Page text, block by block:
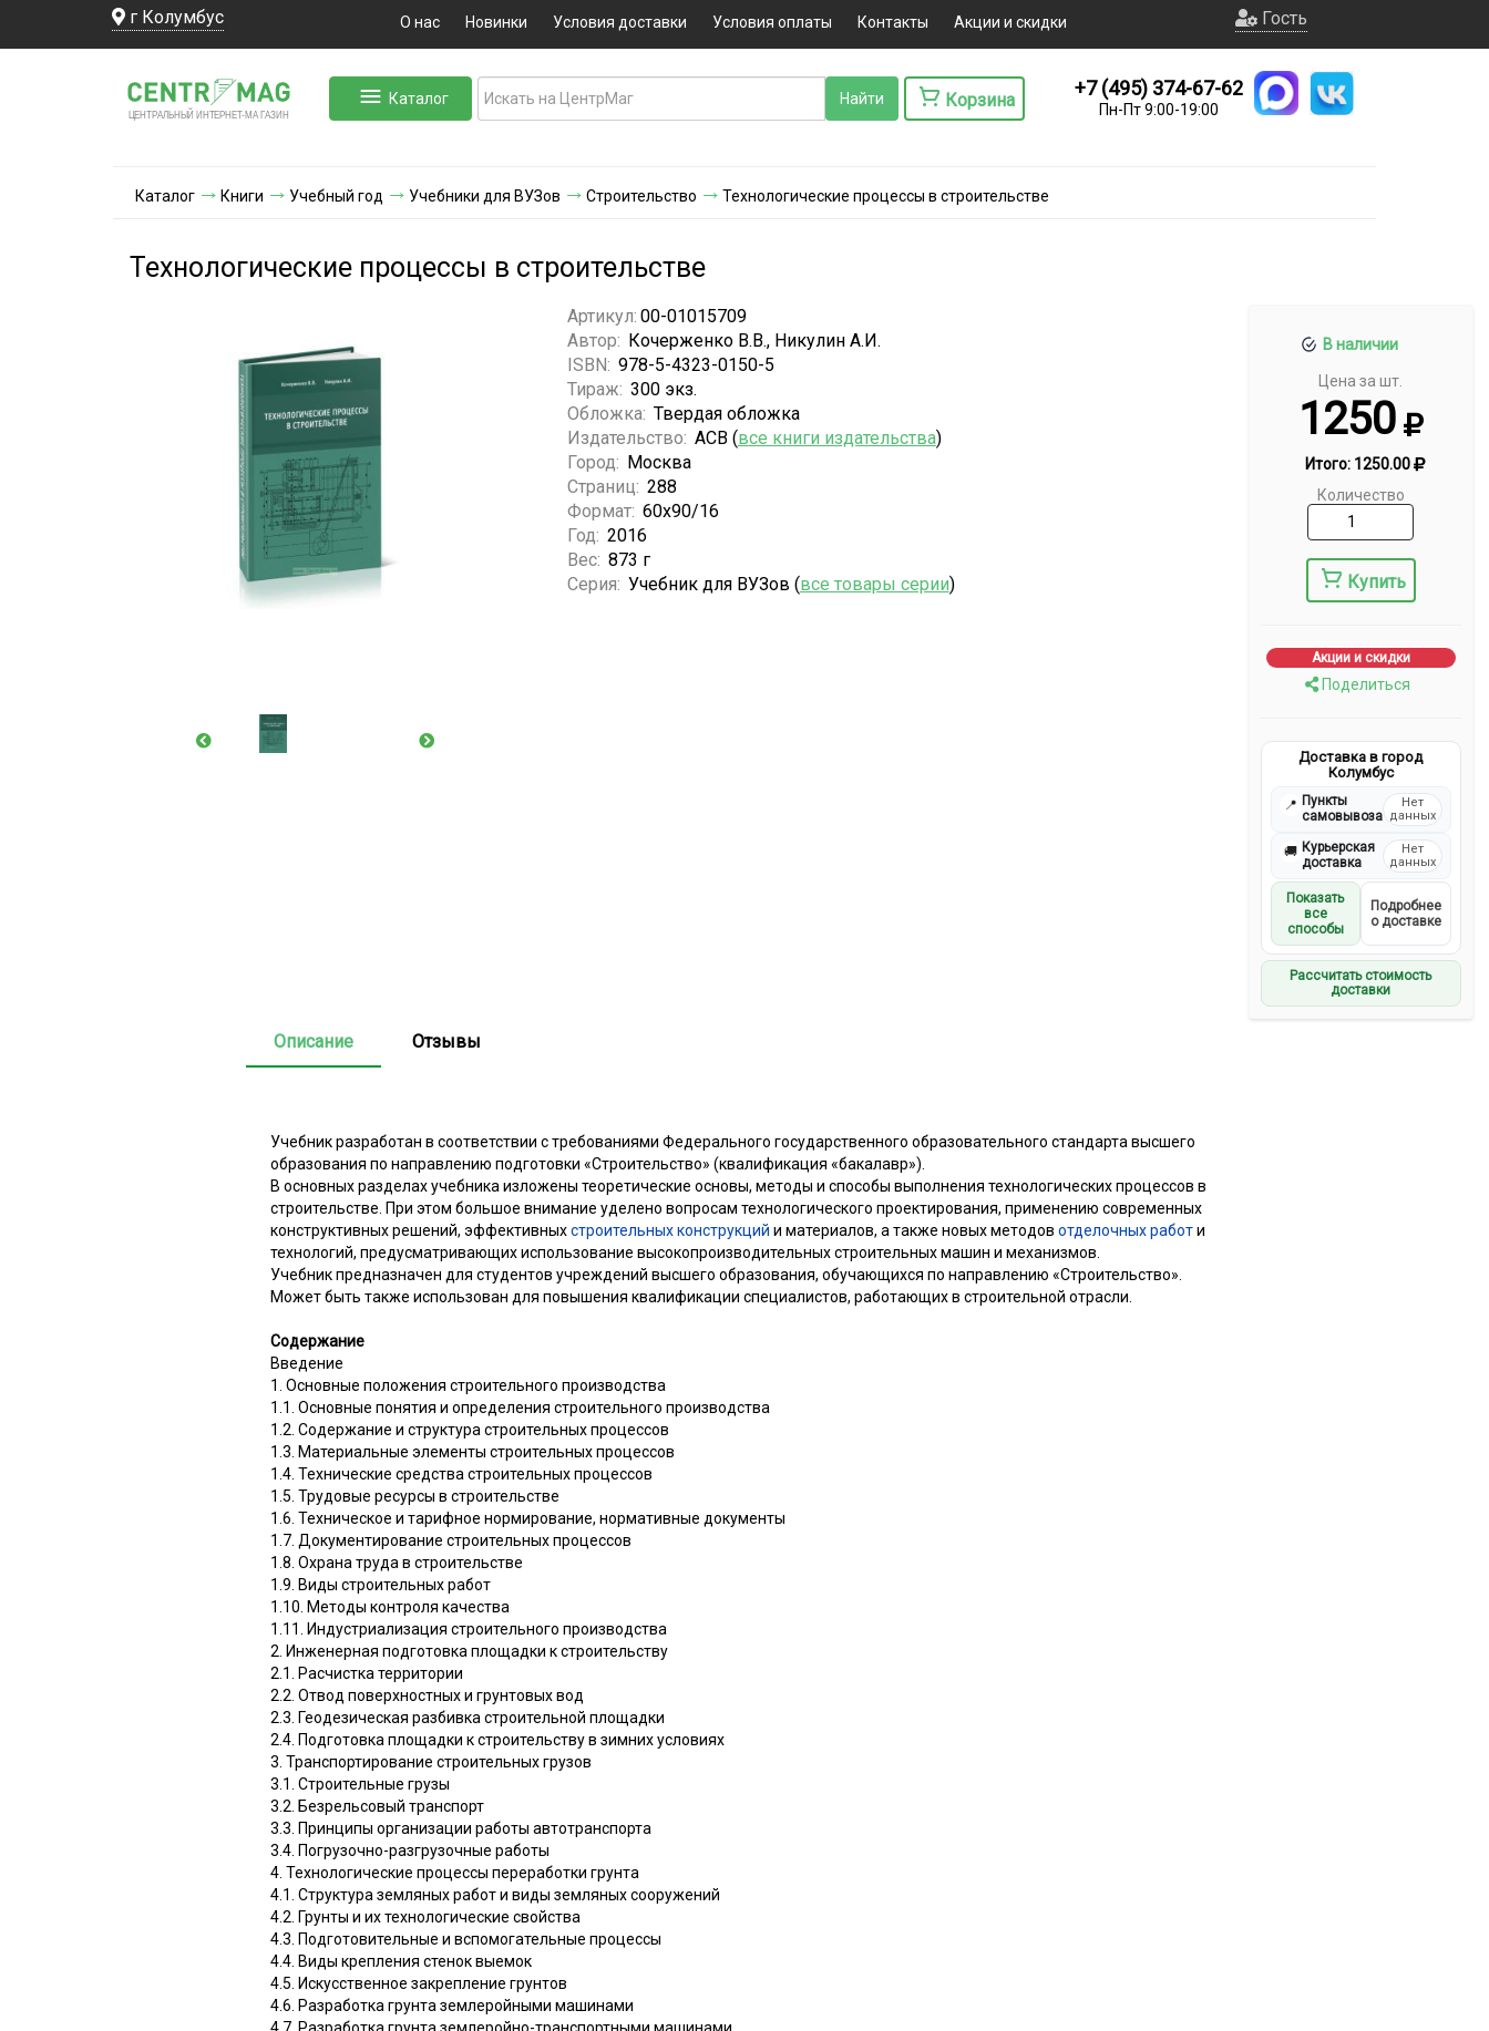
г Колумбус О нас Новинки Условия доставки Условия оплаты Контакты Акции и скидки Гость
ЦЕНТРАЛЬНЫЙ ИНТЕРНЕТ-МА ГАЗИН
Каталог Корзина
+7 (495) 374-67-62
Пн-Пт 9:00-19:00
Каталог Книги Учебный год Учебники для ВУЗов Строительство Технологические процессы в строительстве
Технологические процессы в строительстве
В наличии
Цена за шт.
1250
Итого: 1250.00
Количество
Купить
Акции и скидки
Поделиться
Доставка в город
Колумбус
📍 Пункты
самовывоза
Нет
данных
🚚 Курьерская
доставка
Нет
данных
Показать
все
способы
Подробнее
о доставке
Рассчитать стоимость
доставки
Артикул: 00-01015709
Автор: Кочерженко В.В., Никулин А.И.
ISBN: 978-5-4323-0150-5
Тираж: 300 экз.
Обложка: Твердая обложка
Издательство: АСВ (все книги издательства)
Город: Москва
Страниц: 288
Формат: 60х90/16
Год: 2016
Вес: 873 г
Серия: Учебник для ВУЗов (все товары серии)
Описание Отзывы
Учебник разработан в соответствии с требованиями Федерального государственного образовательного стандарта высшего
образования по направлению подготовки «Строительство» (квалификация «бакалавр»).
В основных разделах учебника изложены теоретические основы, методы и способы выполнения технологических процессов в
строительстве. При этом большое внимание уделено вопросам технологического проектирования, применению современных
конструктивных решений, эффективныхстроительных конструкций и материалов, а также новых методов отделочных работи
технологий, предусматривающих использование высокопроизводительных строительных машин и механизмов.
Учебник предназначен для студентов учреждений высшего образования, обучающихся по направлению «Строительство».
Может быть также использован для повышения квалификации специалистов, работающих в строительной отрасли.
Содержание
Введение
1. Основные положения строительного производства
1.1. Основные понятия и определения строительного производства
1.2. Содержание и структура строительных процессов
1.3. Материальные элементы строительных процессов
1.4. Технические средства строительных процессов
1.5. Трудовые ресурсы в строительстве
1.6. Техническое и тарифное нормирование, нормативные документы
1.7. Документирование строительных процессов
1.8. Охрана труда в строительстве
1.9. Виды строительных работ
1.10. Методы контроля качества
1.11. Индустриализация строительного производства
2. Инженерная подготовка площадки к строительству
2.1. Расчистка территории
2.2. Отвод поверхностных и грунтовых вод
2.3. Геодезическая разбивка строительной площадки
2.4. Подготовка площадки к строительству в зимних условиях
3. Транспортирование строительных грузов
3.1. Строительные грузы
3.2. Безрельсовый транспорт
3.3. Принципы организации работы автотранспорта
3.4. Погрузочно-разгрузочные работы
4. Технологические процессы переработки грунта
4.1. Структура земляных работ и виды земляных сооружений
4.2. Грунты и их технологические свойства
4.3. Подготовительные и вспомогательные процессы
4.4. Виды крепления стенок выемок
4.5. Искусственное закрепление грунтов
4.6. Разработка грунта землеройными машинами
4.7. Разработка грунта землеройно-транспортными машинами